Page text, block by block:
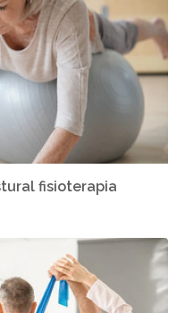
fisioterapia